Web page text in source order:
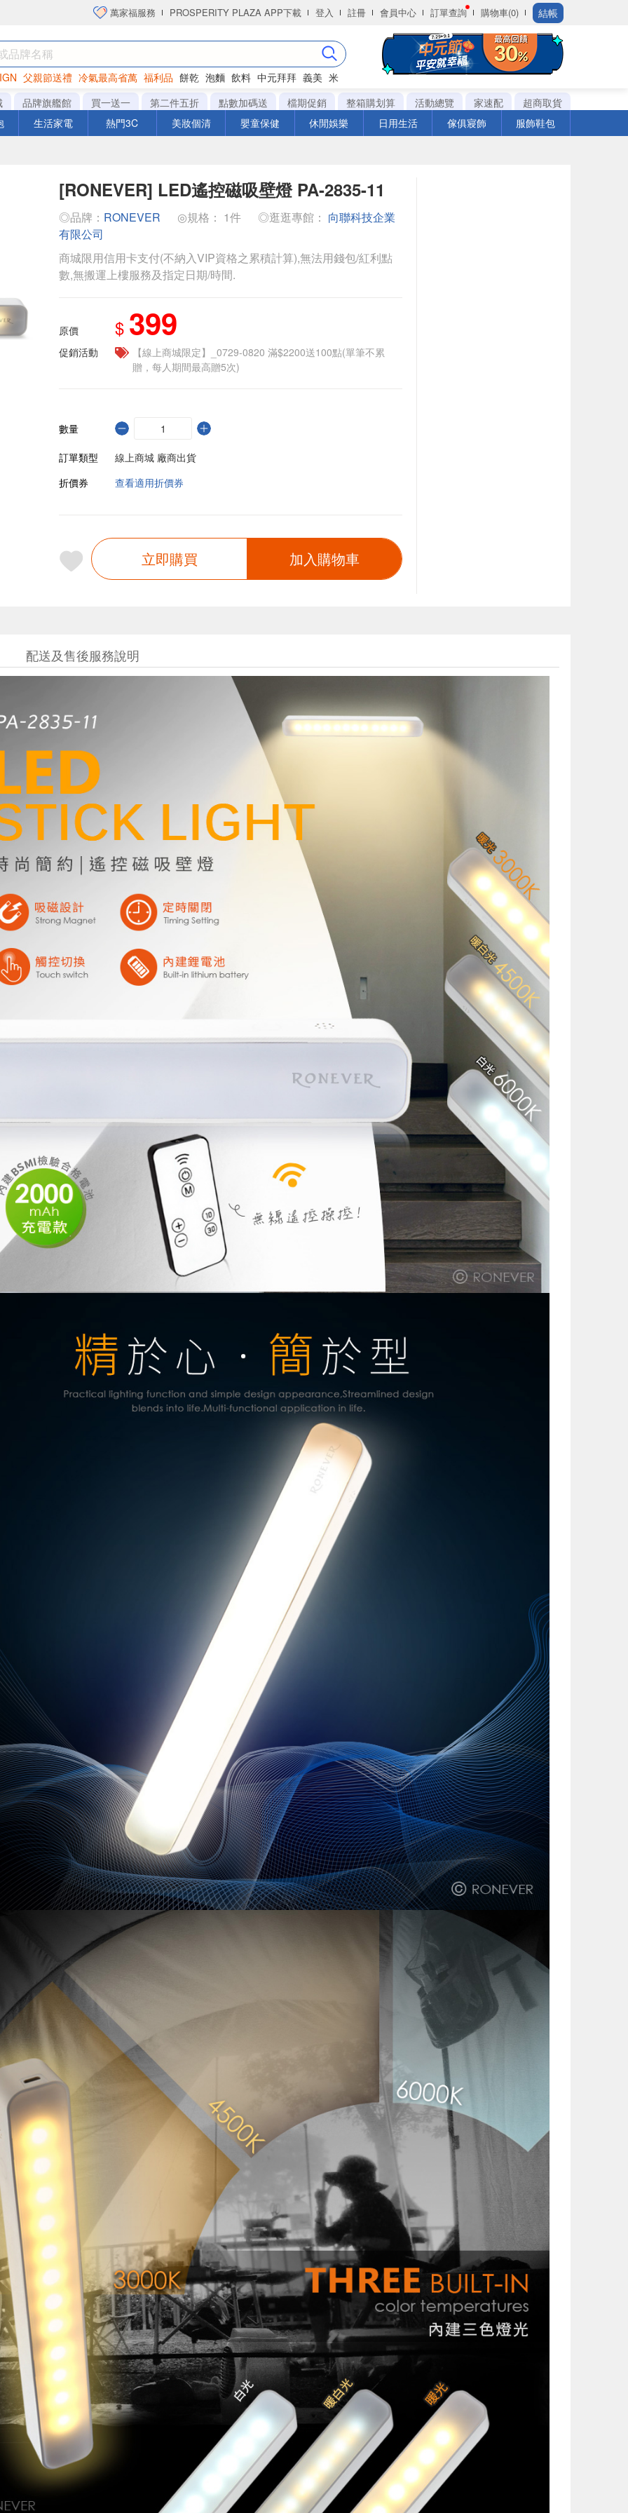
萬家福服務 PROSPERITY PLAZA APP下載 登入 註冊 會員中心 訂單查詢 購物車(0) 結帳
父親節送禮 冷氣最高省萬 福利品 餅乾 泡麵 飲料 中元拜拜 義美 米
洋芋片
品牌旗艦館 買一送一 第二件五折 點數加碼送 檔期促銷 整箱購划算 活動總覽 家速配
超商取貨
生活家電 熱門3C 美妝個清 嬰童保健 休閒娛樂 日用生活 傢俱寢飾 服飾鞋包
[RONEVER] LED遙控磁吸壁燈 PA-2835-11
◎品牌： RONEVER ◎規格： 1件 ◎逛逛專館： 向聯科技企業
有限公司
商城限用信用卡支付(不納入VIP資格之累積計算),無法用錢包/紅利點
數,無搬運上樓服務及指定日期/時間.
原價 $ 399
促銷活動
【線上商城限定】_0729-0820 滿$2200送100點(單筆不累
贈，每人期間最高贈5次)
數量
訂單類型
線上商城 廠商出貨
折價券
查看適用折價券
立即購買 加入購物車
配送及售後服務說明